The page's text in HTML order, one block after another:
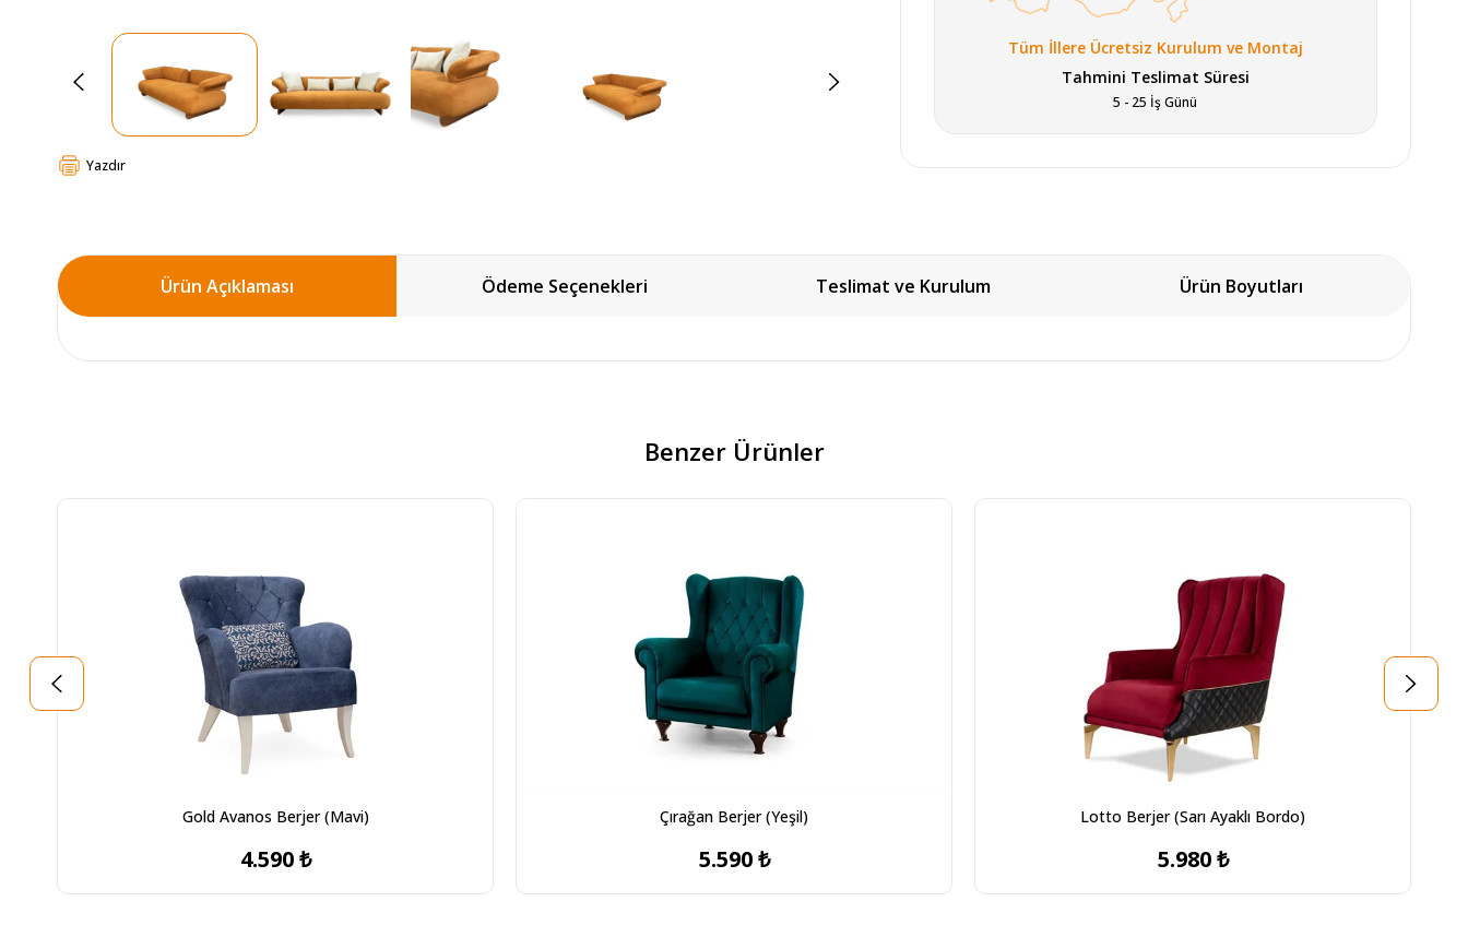
Yazdır
Tüm İllere Ücretsiz Kurulum ve Montaj
Tahmini Teslimat Süresi
5 - 25 İş Günü
Ürün Açıklaması Ödeme Seçenekleri Teslimat ve Kurulum Ürün Boyutları
Benzer Ürünler
Gold Avanos Berjer (Mavi)
4.590 ₺
Çırağan Berjer (Yeşil)
5.590 ₺
Lotto Berjer (Sarı Ayaklı Bordo)
5.980 ₺